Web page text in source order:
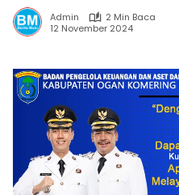
Admin
2 Min Baca
12 November 2024